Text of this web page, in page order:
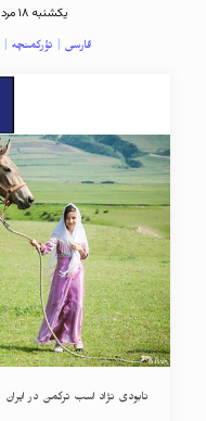
یکشنبه ۱۸ مرداد ۱۴۰۵
فارسی | تؤرکمنچه |
نابودی نژاد اسب ترکمن در ایران